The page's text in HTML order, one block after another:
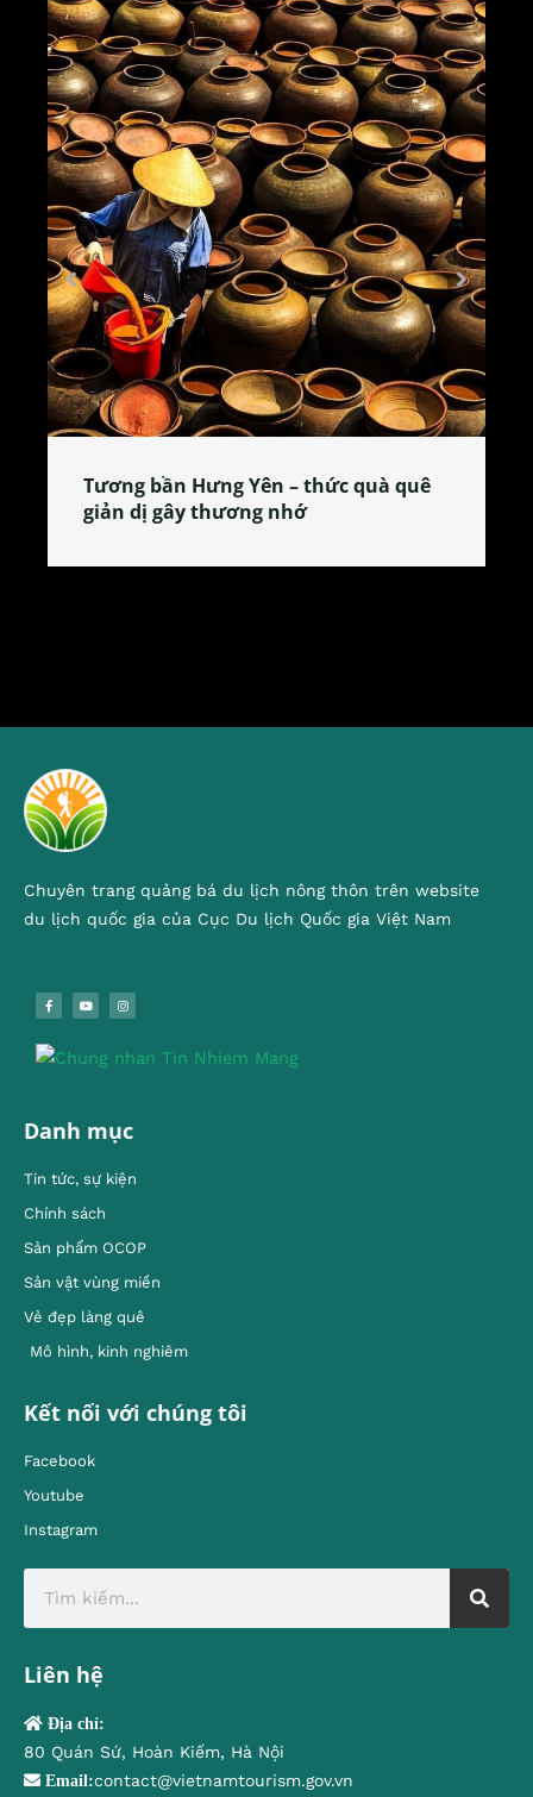
Tương bần Hưng Yên – thức quà quê
giản dị gây thương nhớ
Chuyên trang quảng bá du lịch nông thôn trên website
du lịch quốc gia của Cục Du lịch Quốc gia Việt Nam
Danh mục
Tin tức, sự kiện
Chính sách
Sản phẩm OCOP
Sản vật vùng miền
Vẻ đẹp làng quê
Mô hình, kinh nghiêm
Kết nối với chúng tôi
Facebook
Youtube
Instagram
Liên hệ
Địa chỉ:
80 Quán Sứ, Hoàn Kiếm, Hà Nội
Email:contact@vietnamtourism.gov.vn